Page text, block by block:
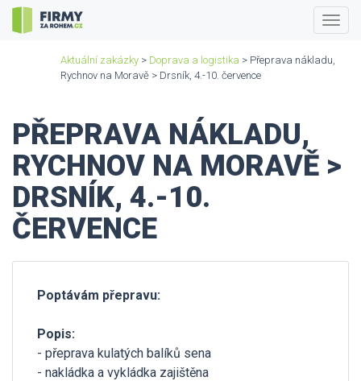
Aktuální zakázky > Doprava a logistika > Přeprava nákladu,
Rychnov na Moravě > Drsník, 4.-10. července
PŘEPRAVA NÁKLADU,
RYCHNOV NA MORAVĚ >
DRSNÍK, 4.-10.
ČERVENCE
Poptávám přepravu:
Popis:
- přeprava kulatých balíků sena
- nakládka a vykládka zajištěna